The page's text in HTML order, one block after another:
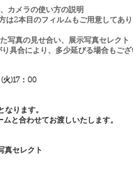
カメラの使い方の説明
は2本目のフィルムもご用意してあり
写真の見せ合い、展示写真セレクト
具合により、多少延びる場合もござ
火)17：00
なります。
と合わせてお渡しいたします。
真セレクト